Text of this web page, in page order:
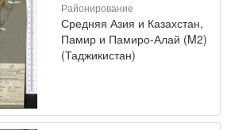
Районирование
Средняя Азия и Казахстан,
Памир и Памиро-Алай (M2)
(Таджикистан)